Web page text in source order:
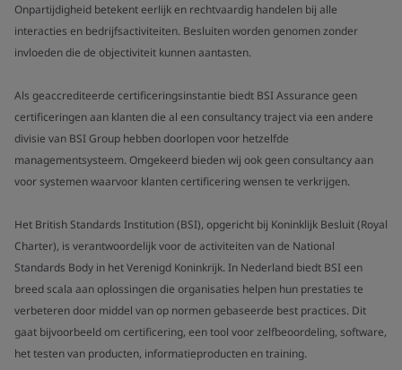
Onpartijdigheid betekent eerlijk en rechtvaardig handelen bij alle
interacties en bedrijfsactiviteiten. Besluiten worden genomen zonder
invloeden die de objectiviteit kunnen aantasten.
Als geaccrediteerde certificeringsinstantie biedt BSI Assurance geen
certificeringen aan klanten die al een consultancy traject via een andere
divisie van BSI Group hebben doorlopen voor hetzelfde
managementsysteem. Omgekeerd bieden wij ook geen consultancy aan
voor systemen waarvoor klanten certificering wensen te verkrijgen.
Het British Standards Institution (BSI), opgericht bij Koninklijk Besluit (Royal
Charter), is verantwoordelijk voor de activiteiten van de National
Standards Body in het Verenigd Koninkrijk. In Nederland biedt BSI een
breed scala aan oplossingen die organisaties helpen hun prestaties te
verbeteren door middel van op normen gebaseerde best practices. Dit
gaat bijvoorbeeld om certificering, een tool voor zelfbeoordeling, software,
het testen van producten, informatieproducten en training.